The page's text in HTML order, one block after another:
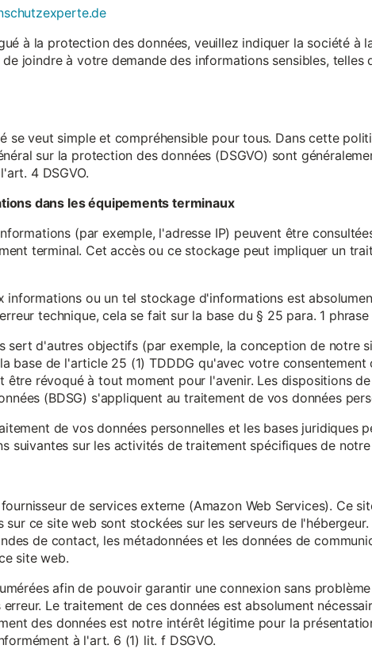
à la protection des données, veuillez indiquer la société à
joindre à votre demande des informations sensibles, telles
se veut simple et compréhensible pour tous. Dans cette
sur la protection des données (DSGVO) sont
4 DSGVO.
dans les équipements terminaux
(par exemple, l'adresse IP) peuvent être
terminal. Cet accès ou ce stockage peut impliquer un
informations ou un tel stockage d'informations est
technique, cela se fait sur la base du § 25 para. 1 phrase
sert d'autres objectifs (par exemple, la conception de notre
base de l'article 25 (1) TDDDG qu'avec votre
être révoqué à tout moment pour l'avenir. Les dispositions
(BDSG) s'appliquent au traitement de vos données
de vos données personnelles et les bases juridiques
suivantes sur les activités de traitement spécifiques de
de services externe (Amazon Web Services). Ce
sur ce site web sont stockées sur les serveurs de
de contact, les métadonnées et les données de
site web.
afin de pouvoir garantir une connexion sans
Le traitement de ces données est absolument
des données est notre intérêt légitime pour la
à l'art. 6 (1) lit. f DSGVO.